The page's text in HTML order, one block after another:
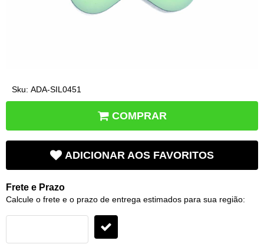
Sku: ADA-SIL0451
COMPRAR
ADICIONAR AOS FAVORITOS
Frete e Prazo
Calcule o frete e o prazo de entrega estimados para sua região: